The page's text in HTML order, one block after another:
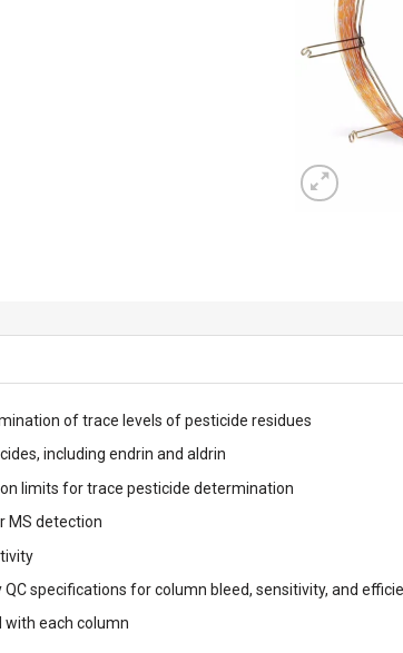
of trace levels of pesticide residues
including endrin and aldrin
limits for trace pesticide determination
MS detection
specifications for column bleed, sensitivity, and
each column